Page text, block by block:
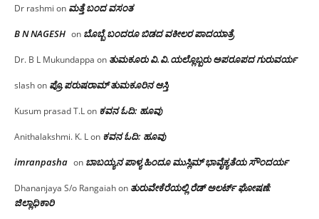
Dr rashmi on ಮತ್ತೆ ಬಂದ ವಸಂತ
B N NAGESH on ಬೊಬ್ಬೆ ಬಂದರೂ ಬಿಡದ ವಕೀಲರ ಪಾದಯಾತ್ರೆ
Dr. B L Mukundappa on ತುಮಕೂರು‌ ವಿ.ವಿ.ಯಲ್ಲೊಬ್ಬರು ಅಪರೂಪದ ಗುರುವರ್ಯ
slashon ಪ್ರೊ.ಪರುಷರಾಮ್ ತುಮಕೂರಿನ ಆಸ್ತಿ
Kusum prasad T.Lon ಕವನ ಓದಿ: ಹೂವು
Anithalakshmi. K. Lon ಕವನ ಓದಿ: ಹೂವು
imranpasha on ಬಾಬಯ್ಯನ ಪಾಳ್ಯ ಹಿಂದೂ ಮುಸ್ಲಿಮ್ ಭಾವೈಕ್ಯತೆಯ ಸೌಂದರ್ಯ
Dhananjaya S/o Rangaiahon ತುರುವೇಕೆರೆಯಲ್ಲಿ ರೆಡ್ ಅಲರ್ಟ್ ಘೋಷಣೆ:
ಜಿಲ್ಲಾಧಿಕಾರಿ